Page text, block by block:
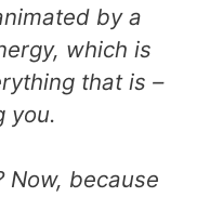
by a
which is
that is –
you.
Now, because